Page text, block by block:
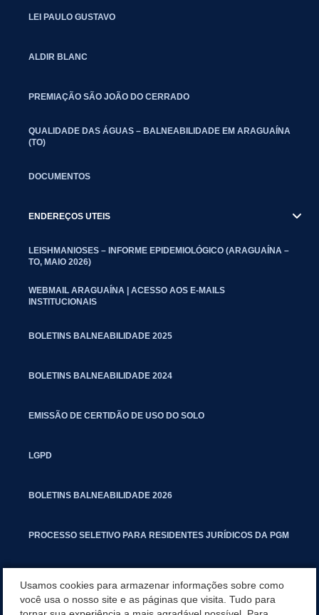
LEI PAULO GUSTAVO
ALDIR BLANC
PREMIAÇÃO SÃO JOÃO DO CERRADO
QUALIDADE DAS ÁGUAS – BALNEABILIDADE EM ARAGUAÍNA
(TO)
DOCUMENTOS
ENDEREÇOS UTEIS
LEISHMANIOSES – INFORME EPIDEMIOLÓGICO (ARAGUAÍNA –
TO, MAIO 2026)
WEBMAIL ARAGUAÍNA | ACESSO AOS E-MAILS
INSTITUCIONAIS
BOLETINS BALNEABILIDADE 2025
BOLETINS BALNEABILIDADE 2024
EMISSÃO DE CERTIDÃO DE USO DO SOLO
LGPD
BOLETINS BALNEABILIDADE 2026
PROCESSO SELETIVO PARA RESIDENTES JURÍDICOS DA PGM
Usamos cookies para armazenar informações sobre como
você usa o nosso site e as páginas que visita. Tudo para